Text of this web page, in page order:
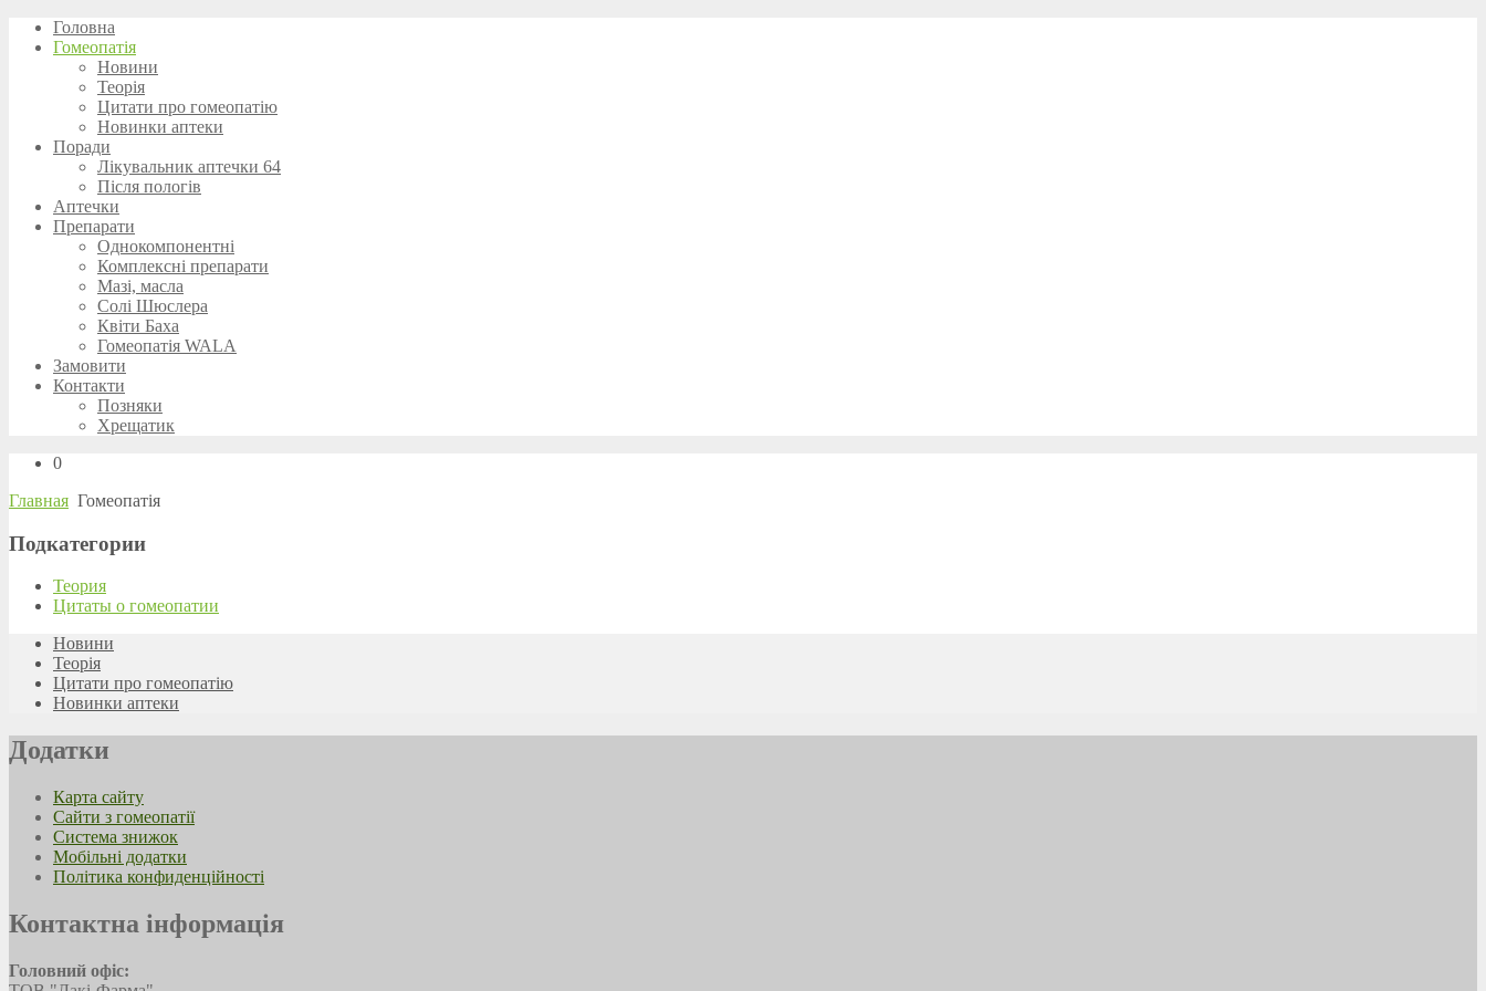
Головна
Гомеопатія
Новини
Теорія
Цитати про гомеопатію
Новинки аптеки
Поради
Лікувальник аптечки 64
Після пологів
Аптечки
Препарати
Однокомпонентні
Комплексні препарати
Мазі, масла
Солі Шюслера
Квіти Баха
Гомеопатія WALA
Замовити
Контакти
Позняки
Хрещатик
0
Главная Гомеопатія
Подкатегории
Теория
Цитаты о гомеопатии
Новини
Теорія
Цитати про гомеопатію
Новинки аптеки
Додатки
Карта сайту
Сайти з гомеопатії
Система знижок
Мобільні додатки
Політика конфиденційності
Контактна інформація
Головний офіс: